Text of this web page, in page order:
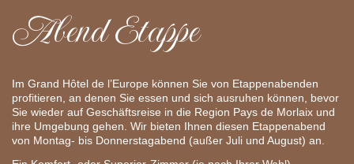
Abend Etappe
Im Grand Hôtel de l’Europe können Sie von Etappenabenden
profitieren, an denen Sie essen und sich ausruhen können, bevor
Sie wieder auf Geschäftsreise in die Region Pays de Morlaix und
ihre Umgebung gehen. Wir bieten Ihnen diesen Etappenabend
von Montag- bis Donnerstagabend (außer Juli und August) an.